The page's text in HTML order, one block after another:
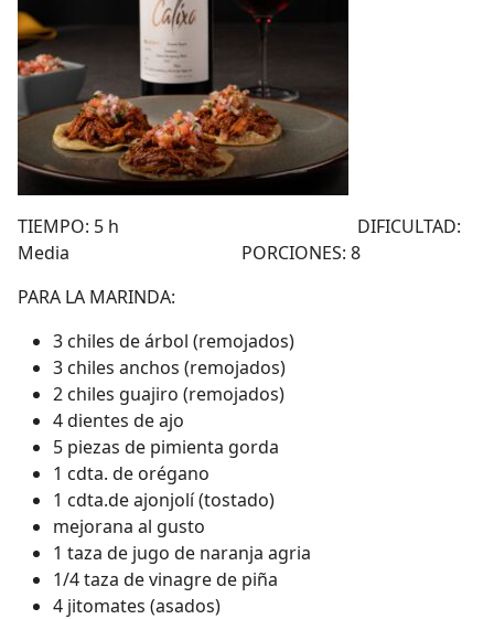
TIEMPO: 5 h DIFICULTAD:
Media PORCIONES: 8
PARA LA MARINDA:
3 chiles de árbol (remojados)
3 chiles anchos (remojados)
2 chiles guajiro (remojados)
4 dientes de ajo
5 piezas de pimienta gorda
1 cdta. de orégano
1 cdta.de ajonjolí (tostado)
mejorana al gusto
1 taza de jugo de naranja agria
1/4 taza de vinagre de piña
4 jitomates (asados)